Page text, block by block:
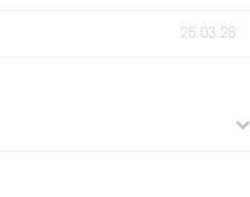
25.03.28